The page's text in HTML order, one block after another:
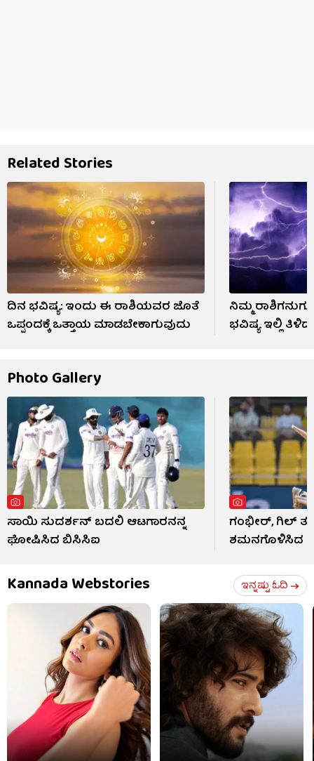
Related Stories
ದಿನ ಭವಿಷ್ಯ: ಇಂದು ಈ ರಾಶಿಯವರ ಜೊತೆ
ಒಪ್ಪಂದಕ್ಕೆ ಒತ್ತಾಯ ಮಾಡಬೇಕಾಗುವುದು
ನಿಮ್ಮ
ಭವಿಷ್ಯ ಇಲ್ಲಿ
Photo Gallery
ಸಾಯಿ ಸುದರ್ಶನ್ ಬದಲಿ ಆಟಗಾರನನ್ನ
ಘೋಷಿಸಿದ ಬಿಸಿಸಿಐ
ಗಂಭೀರ್, ಗಿಲ್
ಶಮನಗೊಳಿಸಿದ
Kannada Webstories ಇನ್ನಷ್ಟು ಓದಿ